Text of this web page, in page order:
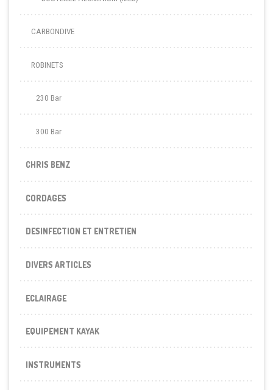
CARBONDIVE
ROBINETS
230 Bar
300 Bar
CHRIS BENZ
CORDAGES
DESINFECTION ET ENTRETIEN
DIVERS ARTICLES
ECLAIRAGE
EQUIPEMENT KAYAK
INSTRUMENTS